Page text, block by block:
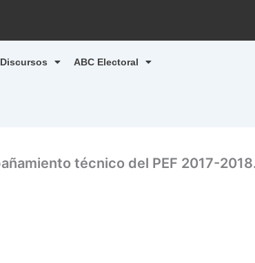
Discursos ABC Electoral
técnico del PEF 2017-